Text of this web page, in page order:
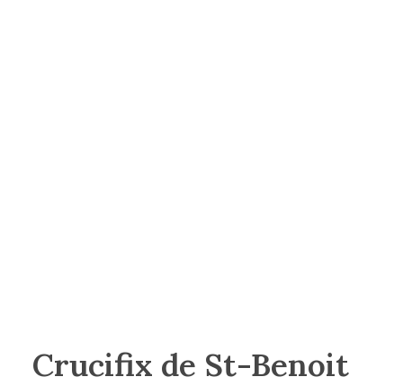
Crucifix de St-Benoit